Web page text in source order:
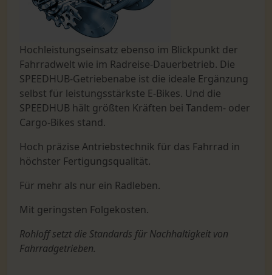
Hochleistungseinsatz ebenso im Blickpunkt der
Fahrradwelt wie im Radreise-Dauerbetrieb. Die
SPEEDHUB-Getriebenabe ist die ideale Ergänzung
selbst für leistungsstärkste E-Bikes. Und die
SPEEDHUB hält größten Kräften bei Tandem- oder
Cargo-Bikes stand.
Hoch präzise Antriebstechnik für das Fahrrad in
höchster Fertigungsqualität.
Für mehr als nur ein Radleben.
Mit geringsten Folgekosten.
Rohloff setzt die Standards für Nachhaltigkeit von
Fahrradgetrieben.